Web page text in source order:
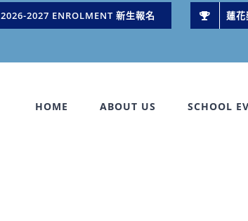
2026-2027 ENROLMENT 新生報名 蓮
HOME ABOUT US SCHOOL